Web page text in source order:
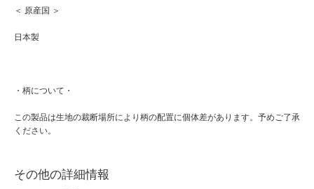
＜ 原産国 ＞
日本製
・柄について・
この製品は生地の裁断場所により柄の配置に個体差があります。予めご了承
ください。
その他の詳細情報